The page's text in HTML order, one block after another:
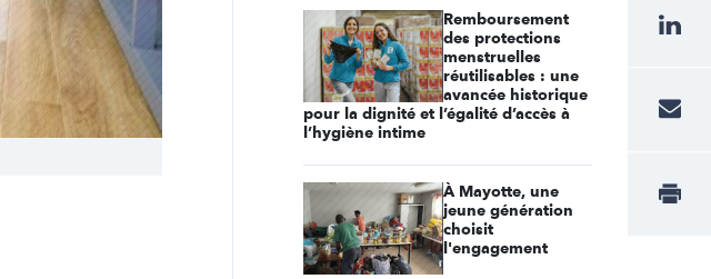
Remboursement
des protections
menstruelles
réutilisables : une
avancée historique
pour la dignité et l’égalité d’accès à
l’hygiène intime
À Mayotte, une
jeune génération
choisit
l'engagement